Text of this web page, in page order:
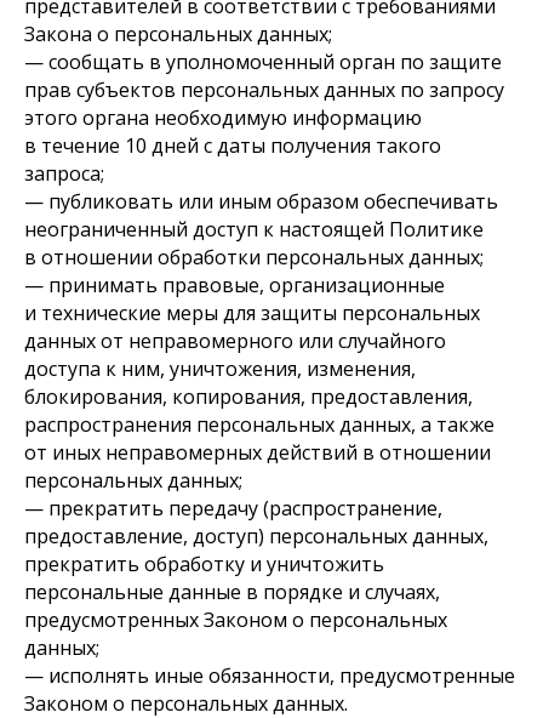
представителей в соответствии с требованиями
Закона о персональных данных;
— сообщать в уполномоченный орган по защите
прав субъектов персональных данных по запросу
этого органа необходимую информацию
в течение 10 дней с даты получения такого
запроса;
— публиковать или иным образом обеспечивать
неограниченный доступ к настоящей Политике
в отношении обработки персональных данных;
— принимать правовые, организационные
и технические меры для защиты персональных
данных от неправомерного или случайного
доступа к ним, уничтожения, изменения,
блокирования, копирования, предоставления,
распространения персональных данных, а также
от иных неправомерных действий в отношении
персональных данных;
— прекратить передачу (распространение,
предоставление, доступ) персональных данных,
прекратить обработку и уничтожить
персональные данные в порядке и случаях,
предусмотренных Законом о персональных
данных;
— исполнять иные обязанности, предусмотренные
Законом о персональных данных.